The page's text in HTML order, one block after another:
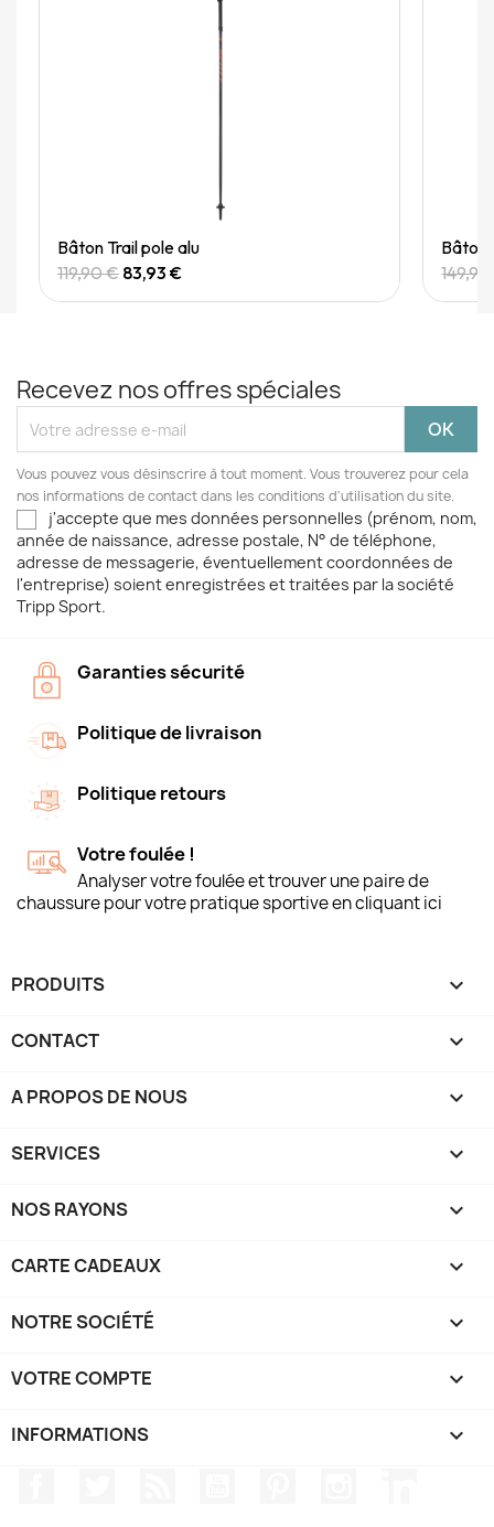
Quick View
Bâton Trail pole alu
119,90 € 83,93 €
Bâton
Recevez nos offres spéciales
Vous pouvez vous désinscrire à tout moment. Vous trouverez pour cela
nos informations de contact dans les conditions d'utilisation du site.
j'accepte que mes données personnelles (prénom, nom,
année de naissance, adresse postale, N° de téléphone,
adresse de messagerie, éventuellement coordonnées de
l'entreprise) soient enregistrées et traitées par la société
Tripp Sport.
Garanties sécurité
Politique de livraison
Politique retours
Votre foulée !
Analyser votre foulée et trouver une paire de
chaussure pour votre pratique sportive en cliquant ici
PRODUITS 
CONTACT 
A PROPOS DE NOUS 
SERVICES 
NOS RAYONS 
CARTE CADEAUX 
NOTRE SOCIÉTÉ 
VOTRE COMPTE 
INFORMATIONS keyboard_arrow_down